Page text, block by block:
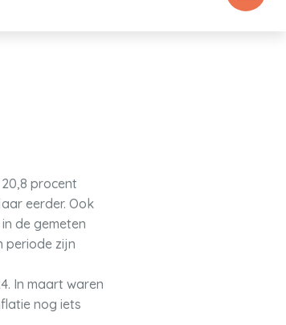
procent
eerder. Ook
de gemeten
periode zijn
In maart waren
nog iets